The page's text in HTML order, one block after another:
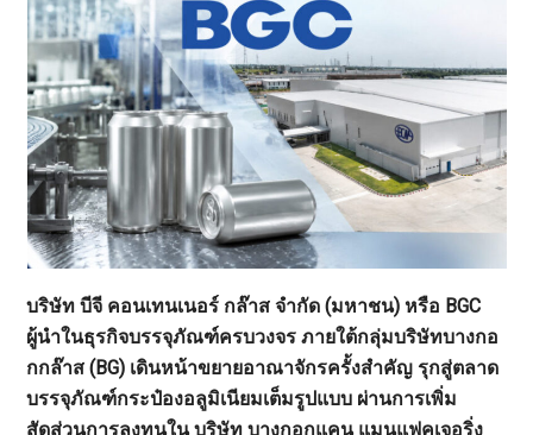
บริษัท บีจี คอนเทนเนอร์ กล๊าส จำกัด (มหาชน) หรือ BGC
ผู้นำในธุรกิจบรรจุภัณฑ์ครบวงจร ภายใต้กลุ่มบริษัทบางกอ
กกล๊าส (BG) เดินหน้าขยายอาณาจักรครั้งสำคัญ รุกสู่ตลาด
บรรจุภัณฑ์กระป๋องอลูมิเนียมเต็มรูปแบบ ผ่านการเพิ่ม
สัดส่วนการลงทุนใน บริษัท บางกอกแคน แมนูแฟคเจอริ่ง